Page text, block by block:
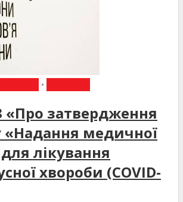
•
затвердження
«Надання медичної
лікування
хвороби (COVID-